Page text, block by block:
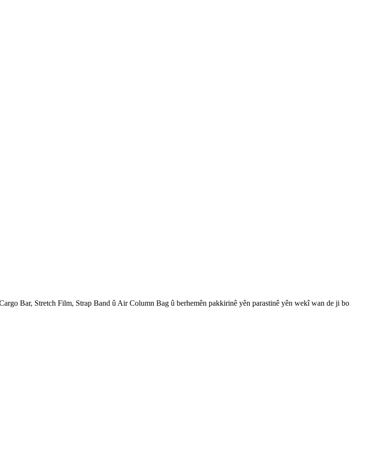
Bar, Stretch Film, Strap Band û Air Column Bag û berhemên pakkirinê yên parastinê yên wekî wan de ji bo